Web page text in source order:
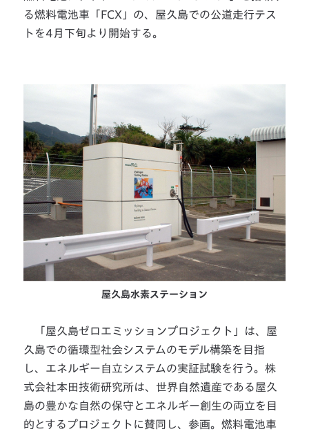
る燃料電池車「FCX」の、屋久島での公道走行テス
トを4月下旬より開始する。
屋久島水素ステーション
「屋久島ゼロエミッションプロジェクト」は、屋
久島での循環型社会システムのモデル構築を目指
し、エネルギー自立システムの実証試験を行う。株
式会社本田技術研究所は、世界自然遺産である屋久
島の豊かな自然の保守とエネルギー創生の両立を目
的とするプロジェクトに賛同し、参画。燃料電池車